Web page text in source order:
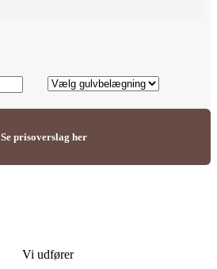
Se prisoverslag her
Vi udfører